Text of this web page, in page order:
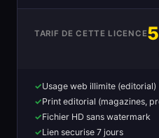
TARIF DE CETTE LICENCE
Usage web illimite (editorial)
Print editorial (magazines,
Fichier HD sans watermark
Lien securise 7 jours